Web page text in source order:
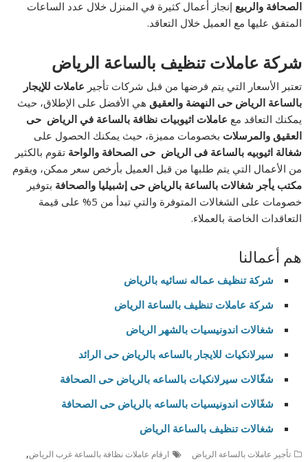
الصحافة والربيع إنجاز أعمال كثيرة في المنزل خلال عدد الساعات
المتفق عليها مع العميل خلال التعاقد.
شركة عاملات تنظيف بالساعة الرياض
تعتبر الأسعار التي يتم فرضها من قبل شركات تأجير عاملات للإيجار
بالساعة الرياض حى النهضة والعقيق هي الأفضل على الإطلاق، حيث
يمكنك التعاقد مع عاملات اثيوبيات نظافة بالساعة في الرياض حى
العقيق والمرسلات بخصومات مميزة، حيث يمكنك الحصول على
شغالة اثيوبيه بالساعة فى الرياض حى الصحافة والواحة تقوم بالكثير
من الأعمال التي يتم طلبها من قبل العميل بأرخص سعر ممكن، ويقوم
مكتب يأجر شغالات بالساعة بالرياض حى إشبيليا والصحافة بتوفير
خصومات على الشغالات المتوفرة والتي تبدأ من 5% على قيمة
التعاقدات الخاصة بالعملاء.
هم أعمالنا
شركة تنظيف عماله نسائيه بالرياض
شركة عاملات تنظيف بالساعة الرياض
شغالات اندونيسيات بالشهر الرياض
سيرلانكيات للايجار بالساعه بالرياض حى الرائد
شغّالات سيرلانكيات بالساعه بالرياض حى الصحافة
شغالات اندونيسيات بالساعه بالرياض حى الصحافة
شغالات تنظيف بالساعة الرياض
تأجير عاملات بالساعة الرياض ارقام عاملات نظافة بالساعة غرب الرياض,